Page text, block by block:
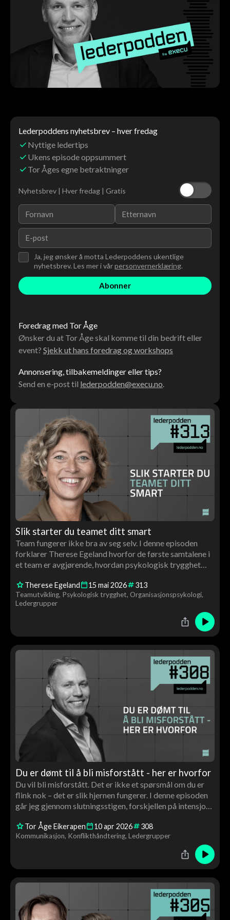
Lederpoddens nyhetsbrev – hver fredag
Nyttige ledertips
Ukens episode oppsummert
Tor Åges egne betraktninger
Nyhetsbrev | Hver fredag | Gratis
Ja, jeg ønsker å motta Lederpoddens ukentlige
nyhetsbrev. Les mer i vårpersonvernerklæring.
Foredrag med Tor Åge
Ønsker du at Tor Åge skal komme til din bedrift eller
event? Sjekk ut hans foredrag og workshops
Annonsering, tilbakemeldinger eller tips?
Send en e-post til lederpodden@execu.no.
Slik starter du teamet ditt smart
Team fungerer ikke bra av seg selv. I denne episoden
forklarer Therese Egeland hvorfor de første samtalene i
et team er avgjørende, hvordan psykologisk trygghet
annerledes.
Therese Egeland 15 mai2026 313
Teamutvikling Psykologisk trygghet Organisasjonspsykologi
Ledergrupper
Du er dømt til å bli misforstått - her er hvorfor
Du vil bli misforstått. Det er ikke et spørsmål om du er
flink nok – det er slik hjernen fungerer. I denne episoden
går jeg gjennom slutningsstigen, forskjellen på intensjon
hvordan du tolker – og blir fortolket
Tor Åge Eikerapen 10apr2026 308
Kommunikasjon Konflikthåndtering Ledergrupper